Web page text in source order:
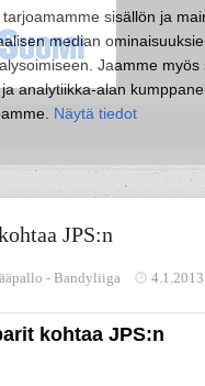
sisällön ja
median
Jaamme myös
analytiikka-alan
Näytä tiedot
JPS:n
- Bandyliiga 4.1.2013
kohtaa JPS:n